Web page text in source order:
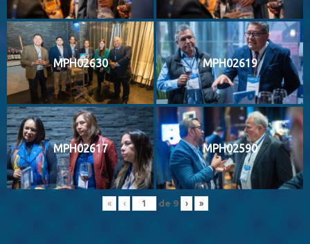
MPH02630 MPH02619
MPH02617 MPH02590
« ‹ de 9 › »